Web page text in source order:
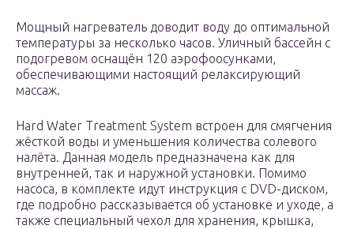
Мощный нагреватель доводит воду до оптимальной
температуры за несколько часов. Уличный бассейн с
подогревом оснащён 120 аэрофоосунками,
обеспечивающими настоящий релаксирующий
массаж.
Hard Water Treatment System встроен для смягчения
жёсткой воды и уменьшения количества солевого
налёта. Данная модель предназначена как для
внутренней, так и наружной установки. Помимо
насоса, в комплекте идут инструкция с DVD-диском,
где подробно рассказывается об установке и уходе, а
также специальный чехол для хранения, крышка,